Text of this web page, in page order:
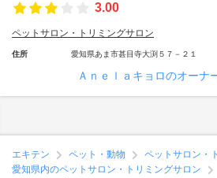
3.00
ペットサロン・トリミングサロン
住所 愛知県あま市甚目寺大渕５７－２１
Ａｎｅｌａキョロのオーナ
エキテン ペット・動物
ペットサロン・
愛知県内のペットサロン・トリミングサロン